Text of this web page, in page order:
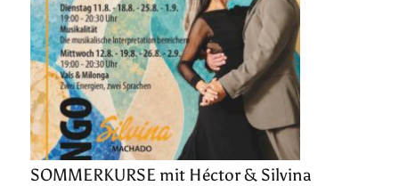
SOMMERKURSE mit Héctor & Silvina